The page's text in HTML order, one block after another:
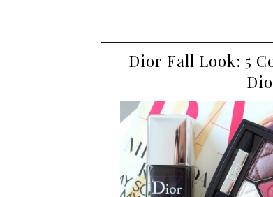
Dior Fall Look: 5